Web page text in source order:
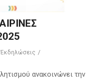
/
ανακοινώνει την